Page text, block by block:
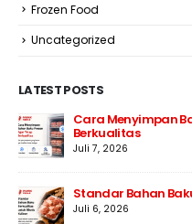
Frozen Food
Uncategorized
LATEST POSTS
Cara Menyimpan
Berkualitas
Juli 7, 2026
Standar Bahan
Juli 6, 2026